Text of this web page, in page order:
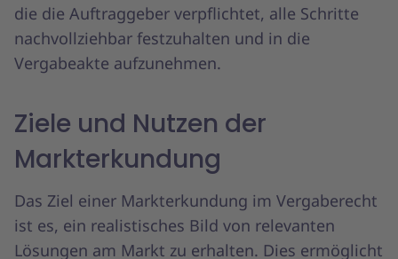
die die Auftraggeber verpflichtet, alle Schritte
nachvollziehbar festzuhalten und in die
Vergabeakte aufzunehmen.
Ziele und Nutzen der
Markterkundung
Das Ziel einer Markterkundung im Vergaberecht
ist es, ein realistisches Bild von relevanten
Lösungen am Markt zu erhalten. Dies ermöglicht